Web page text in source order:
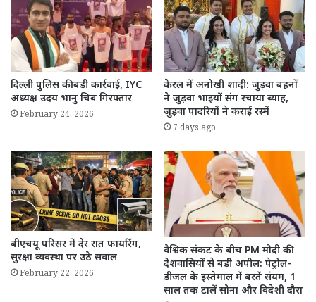
दिल्ली पुलिस की बड़ी कार्रवाई, IYC
अध्यक्ष उदय भानु चिब गिरफ्तार
February 24, 2026
केरल में अनोखी शादी: जुड़वा बहनों
ने जुड़वा भाइयों संग रचाया ब्याह,
जुड़वा पादरियों ने कराई रस्में
7 days ago
बीएचयू परिसर में देर रात फायरिंग,
सुरक्षा व्यवस्था पर उठे सवाल
February 22, 2026
वैश्विक संकट के बीच PM मोदी की
देशवासियों से बड़ी अपील: पेट्रोल-
डीजल के इस्तेमाल में बरतें संयम, 1
साल तक टालें सोना और विदेशी दौरा